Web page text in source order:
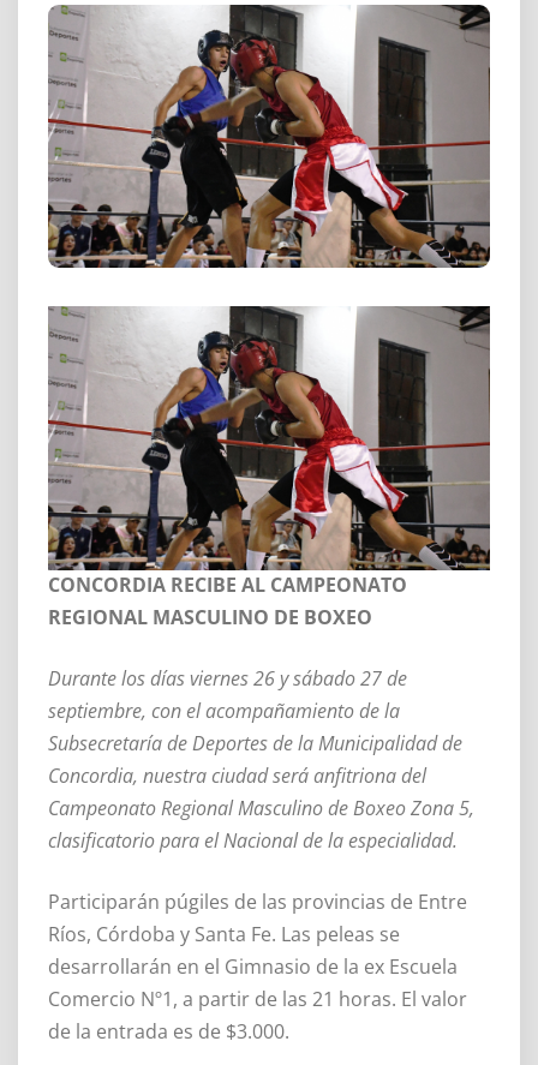
CONCORDIA RECIBE AL CAMPEONATO
REGIONAL MASCULINO DE BOXEO
Durante los días viernes 26 y sábado 27 de
septiembre, con el acompañamiento de la
Subsecretaría de Deportes de la Municipalidad de
Concordia, nuestra ciudad será anfitriona del
Campeonato Regional Masculino de Boxeo Zona 5,
clasificatorio para el Nacional de la especialidad.
Participarán púgiles de las provincias de Entre
Ríos, Córdoba y Santa Fe. Las peleas se
desarrollarán en el Gimnasio de la ex Escuela
Comercio Nº1, a partir de las 21 horas. El valor
de la entrada es de $3.000.